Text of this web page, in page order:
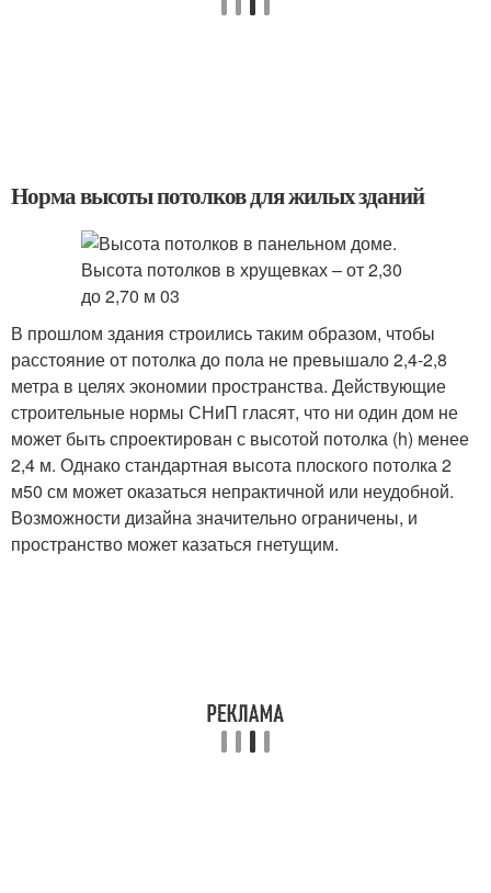
Норма высоты потолков для жилых зданий
В прошлом здания строились таким образом, чтобы
расстояние от потолка до пола не превышало 2,4-2,8
метра в целях экономии пространства. Действующие
строительные нормы СНиП гласят, что ни один дом не
может быть спроектирован с высотой потолка (h) менее
2,4 м. Однако стандартная высота плоского потолка 2
м50 см может оказаться непрактичной или неудобной.
Возможности дизайна значительно ограничены, и
пространство может казаться гнетущим.